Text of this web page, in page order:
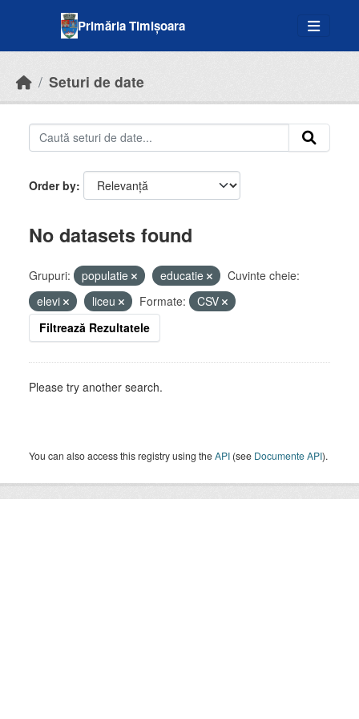
Primăria Timișoara
Seturi de date
Order by
No datasets found
Grupuri: populatie educatie
Cuvinte cheie:
elevi
liceu Formate:
CSV
Filtrează Rezultatele
Please try another search.
You can also access this registry using theAPI (see Documente API).